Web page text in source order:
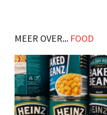
MEER OVER... FOOD